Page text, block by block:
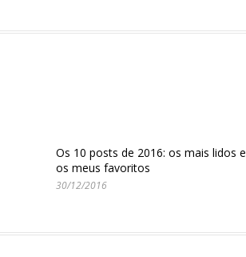
Os 10 posts de 2016: os mais lidos e
os meus favoritos
30/12/2016